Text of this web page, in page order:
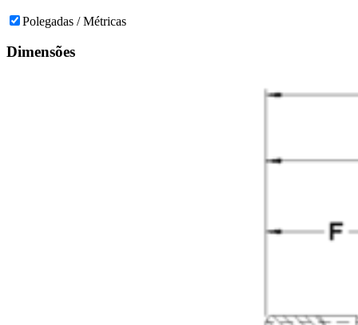
Polegadas / Métricas
Dimensões